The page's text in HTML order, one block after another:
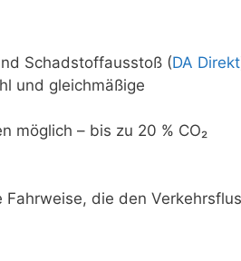
Schadstoffausstoß (DA Direkt
und gleichmäßige
möglich – bis zu 20 % CO₂
die den